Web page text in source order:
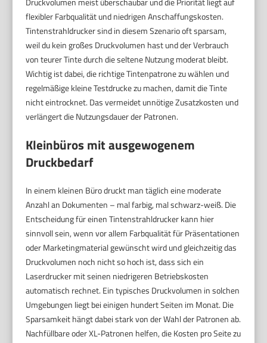
flexibler Farbqualität und niedrigen Anschaffungskosten.
Tintenstrahldrucker sind in diesem Szenario oft sparsam,
weil du kein großes Druckvolumen hast und der Verbrauch
von teurer Tinte durch die seltene Nutzung moderat bleibt.
Wichtig ist dabei, die richtige Tintenpatrone zu wählen und
regelmäßige kleine Testdrucke zu machen, damit die Tinte
nicht eintrocknet. Das vermeidet unnötige Zusatzkosten und
verlängert die Nutzungsdauer der Patronen.
Kleinbüros mit ausgewogenem
Druckbedarf
In einem kleinen Büro druckt man täglich eine moderate
Anzahl an Dokumenten – mal farbig, mal schwarz-weiß. Die
Entscheidung für einen Tintenstrahldrucker kann hier
sinnvoll sein, wenn vor allem Farbqualität für Präsentationen
oder Marketingmaterial gewünscht wird und gleichzeitig das
Druckvolumen noch nicht so hoch ist, dass sich ein
Laserdrucker mit seinen niedrigeren Betriebskosten
automatisch rechnet. Ein typisches Druckvolumen in solchen
Umgebungen liegt bei einigen hundert Seiten im Monat. Die
Sparsamkeit hängt dabei stark von der Wahl der Patronen ab.
Nachfüllbare oder XL-Patronen helfen, die Kosten pro Seite zu